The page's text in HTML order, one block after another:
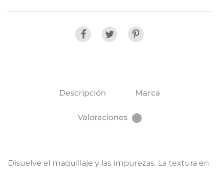
Share
Descripción Marca
Valoraciones
Disuelve el maquillaje y las impurezas. La textura en